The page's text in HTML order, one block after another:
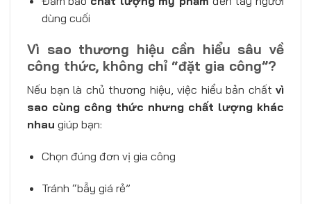
dùng cuối
Vì sao thương hiệu cần hiểu sâu về
công thức, không chỉ “đặt gia công”?
Nếu bạn là chủ thương hiệu, việc hiểu bản chất vì
sao cùng công thức nhưng chất lượng khác
nhau giúp bạn:
Chọn đúng đơn vị gia công
Tránh “bẫy giá rẻ”